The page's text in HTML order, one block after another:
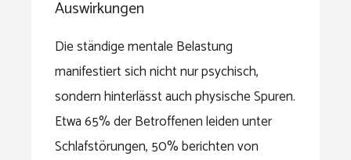
Auswirkungen
Die ständige mentale Belastung
manifestiert sich nicht nur psychisch,
sondern hinterlässt auch physische Spuren.
Etwa 65% der Betroffenen leiden unter
Schlafstörungen, 50% berichten von